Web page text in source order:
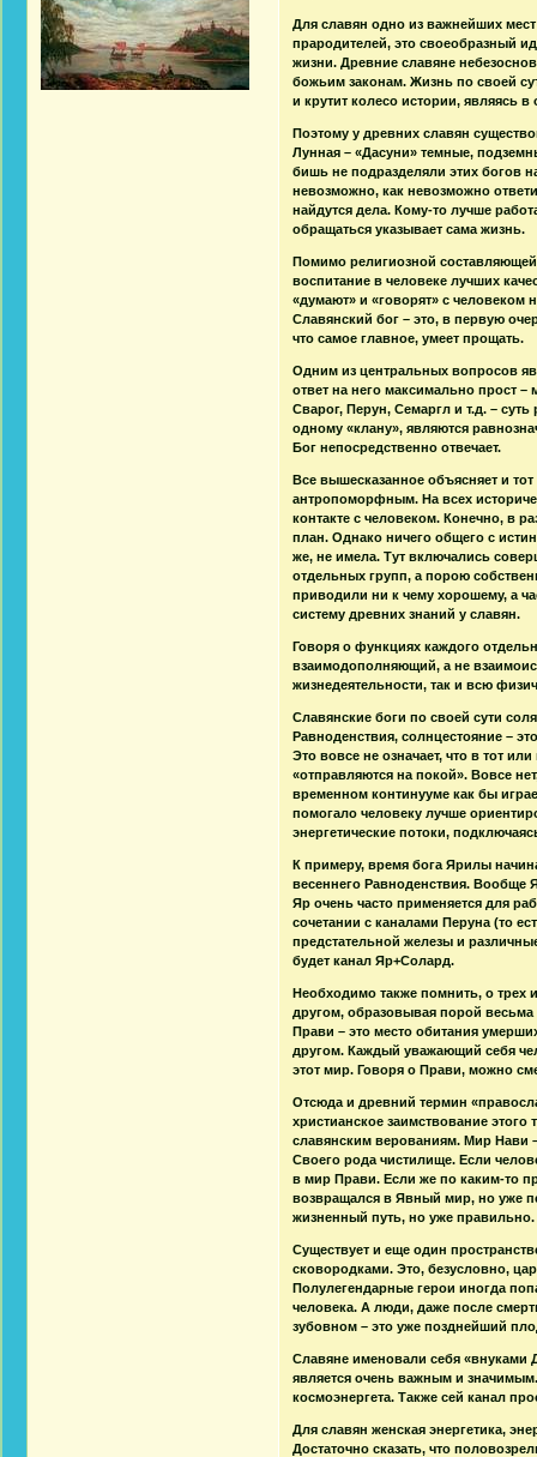
Для славян одно из важнейших
прародителей, это своеобразный
жизни. Древние славяне
божьим законам. Жизнь по своей
и крутит колесо истории, являясь
Поэтому у древних славян
Лунная – «Дасуни» темные,
бишь не подразделяли этих богов
невозможно, как невозможно
найдутся дела. Кому-то лучше
обращаться указывает сама жизнь.
Помимо религиозной
воспитание в человеке лучших
«думают» и «говорят» с
Славянский бог – это, в первую
что самое главное, умеет прощать.
Одним из центральных вопросов
ответ на него максимально прост
Сварог, Перун, Семаргл и т.д. –
одному «клану», являются
Бог непосредственно отвечает.
Все вышесказанное объясняет и
антропоморфным. На всех
контакте с человеком. Конечно, в
план. Однако ничего общего с
же, не имела. Тут включались
отдельных групп, а порою
приводили ни к чему хорошему, а
систему древних знаний у славян.
Говоря о функциях каждого
взаимодополняющий, а не
жизнедеятельности, так и всю
Славянские боги по своей сути
Равноденствия, солнцестояние –
Это вовсе не означает, что в тот
«отправляются на покой». Вовсе
временном континууме как бы
помогало человеку лучше
энергетические потоки,
К примеру, время бога Ярилы
весеннего Равноденствия. Вообще
Яр очень часто применяется для
сочетании с каналами Перуна (то
предстательной железы и
будет канал Яр+Солард.
Необходимо также помнить, о трех
другом, образовывая порой
Прави – это место обитания
другом. Каждый уважающий себя
этот мир. Говоря о Прави, можно
Отсюда и древний термин
христианское заимствование
славянским верованиям. Мир Нави
Своего рода чистилище. Если
в мир Прави. Если же по каким-то
возвращался в Явный мир, но уже
жизненный путь, но уже правильно.
Существует и еще один
сковородками. Это, безусловно,
Полулегендарные герои иногда
человека. А люди, даже после
зубовном – это уже позднейший
Славяне именовали себя «внуками
является очень важным и
космоэнергета. Также сей канал
Для славян женская энергетика,
Достаточно сказать, что